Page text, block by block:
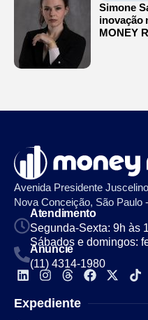
Simone
inovação
MONEY
Avenida Presidente
Nova Conceição, São Paulo
Atendimento
Segunda-Sexta: 9h às
Sábados e domingos:
Anuncie
(11) 4314-1980
Expediente